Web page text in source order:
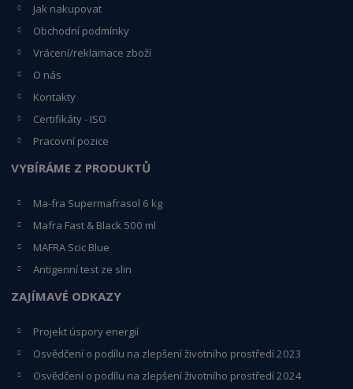
Jak nakupovat
Obchodní podmínky
Vrácení/reklamace zboží
O nás
Kontakty
Certifikáty - ISO
Pracovní pozice
VYBÍRÁME Z PRODUKTŮ
Ma-fra Supermafrasol 6 kg
Mafra Fast & Black 500 ml
MAFRA Scic Blue
Antigenní test ze slin
ZAJÍMAVÉ ODKAZY
Projekt úspory energií
Osvědčení o podílu na zlepšení životního prostředí 2023
Osvědčení o podílu na zlepšení životního prostředí 2024